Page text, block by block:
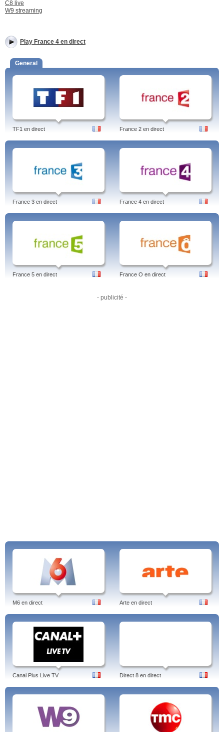
C8 live
W9 streaming
Play France 4 en direct
General
TF1 en direct France 2 en direct
France 3 en direct France 4 en direct
France 5 en direct France O en direct
- publicité -
M6 en direct Arte en direct
Canal Plus Live TV Direct 8 en direct